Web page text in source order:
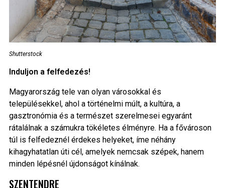
Shutterstock
Induljon a felfedezés!
Magyarország tele van olyan városokkal és
településekkel, ahol a történelmi múlt, a kultúra, a
gasztronómia és a természet szerelmesei egyaránt
rátalálnak a számukra tökéletes élményre. Ha a fővároson
túl is felfedeznél érdekes helyeket, íme néhány
kihagyhatatlan úti cél, amelyek nemcsak szépek, hanem
minden lépésnél újdonságot kínálnak.
SZENTENDRE